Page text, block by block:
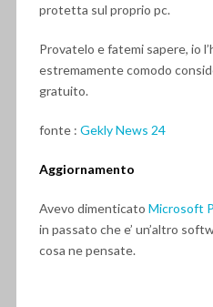
protetta sul proprio pc.
Provatelo e fatemi sapere, io
estremamente comodo
gratuito.
fonte : Gekly News 24
Aggiornamento
Avevo dimenticato Microsoft
in passato che e’ un’altro
cosa ne pensate.